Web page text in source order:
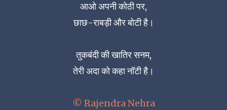
आओ अपनी कोठी पर,
छाछ-राबड़ी और बोटी है।
तुकबंदी की खातिर सनम,
तेरी अदा को कहा नॉटी है।
© Rajendra Nehra